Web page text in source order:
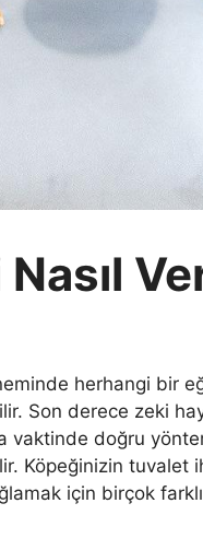
herhangi bir
Son derece zeki
doğru
Köpeğinizin tuvalet
için birçok